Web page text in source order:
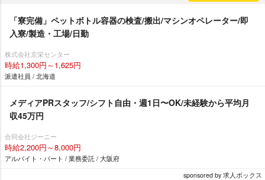
「寮完備」ペットボトル容器の検査/搬出/マシンオペレーター/即
入寮/製造・工場/日勤
株式会社京栄センター
時給1,300円～1,625円
派遣社員 / 北海道
メディアPRスタッフ/シフト自由・週1日〜OK/未経験から平均月
収45万円
合同会社ジーニー
時給2,200円～8,000円
アルバイト・パート / 業務委託 / 大阪府
sponsored by 求人ボックス